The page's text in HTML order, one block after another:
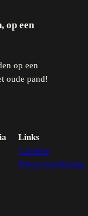
op een
op een
oude pand!
Links
Colofon
Privacyverklaring